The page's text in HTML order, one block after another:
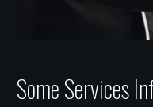
Some Services